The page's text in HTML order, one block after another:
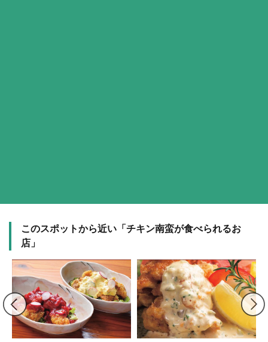
このスポットから近い「チキン南蛮が食べられるお
店」